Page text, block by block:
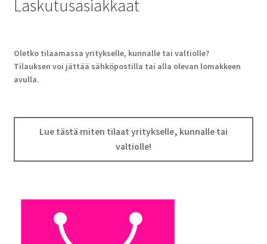
Laskutusasiakkaat
Oletko tilaamassa yritykselle, kunnalle tai valtiolle?
Tilauksen voi jättää sähköpostilla tai alla olevan lomakkeen
avulla.
Lue tästä miten tilaat yritykselle, kunnalle tai
valtiolle!